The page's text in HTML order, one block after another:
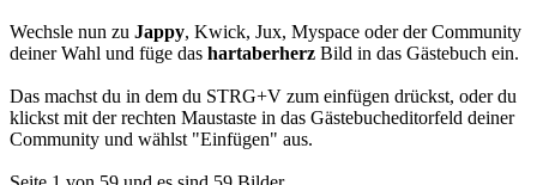
Wechsle nun zu Jappy, Kwick, Jux, Myspace oder der Community
deiner Wahl und füge das hartaberherz Bild in das Gästebuch ein.
Das machst du in dem du STRG+V zum einfügen drückst, oder du
klickst mit der rechten Maustaste in das Gästebucheditorfeld deiner
Community und wählst "Einfügen" aus.